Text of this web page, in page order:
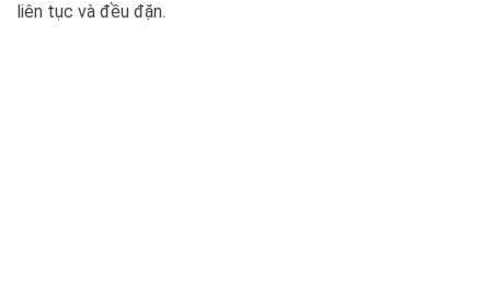
liên tục và đều đặn.